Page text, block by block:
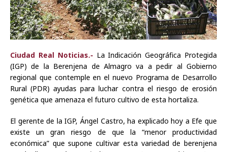
Ciudad Real Noticias.- La Indicación Geográfica Protegida
(IGP) de la Berenjena de Almagro va a pedir al Gobierno
regional que contemple en el nuevo Programa de Desarrollo
Rural (PDR) ayudas para luchar contra el riesgo de erosión
genética que amenaza el futuro cultivo de esta hortaliza.
El gerente de la IGP, Ángel Castro, ha explicado hoy a Efe que
existe un gran riesgo de que la “menor productividad
económica” que supone cultivar esta variedad de berenjena